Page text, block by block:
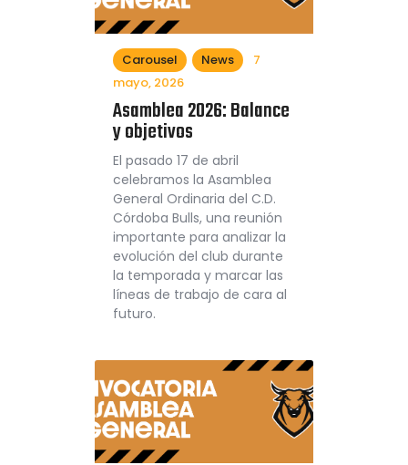
Carousel News
7
mayo, 2026
Asamblea 2026: Balance
y objetivos
El pasado 17 de abril
celebramos la Asamblea
General Ordinaria del C.D.
Córdoba Bulls, una reunión
importante para analizar la
evolución del club durante
la temporada y marcar las
líneas de trabajo de cara al
futuro.